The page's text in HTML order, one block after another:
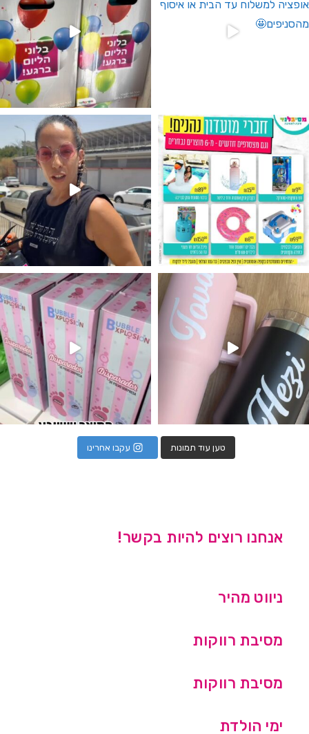
מין העובר רק במסיבלנד !! קיים
מטף לגילוי מין העובר חזר למלא
טען עוד תמונות עקבו אחרינו
אנחנו רוצים להיות בקשר!
ניווט מהיר
מסיבת רווקות
מסיבת רווקות
ימי הולדת